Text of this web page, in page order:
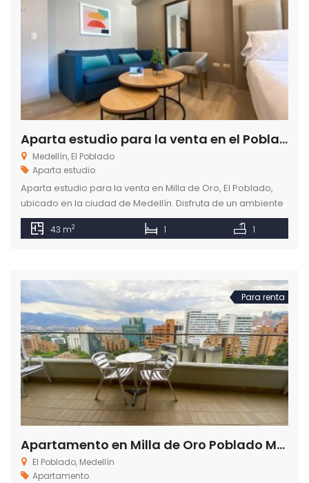
Aparta estudio para la venta en el Poblado Medellín
Medellín, El Poblado
Aparta estudio
Aparta estudio para la venta en Milla de Oro, El Poblado,
ubicado en la ciudad de Medellín. Disfruta de un ambiente
tranquilo y cargado de bienestar para vivir cómodamente.
43 m2 1 1
Para renta
Apartamento en Milla de Oro Poblado Medellín
El Poblado, Medellín
Apartamento